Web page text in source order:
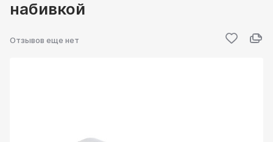
набивкой
Отзывов еще нет